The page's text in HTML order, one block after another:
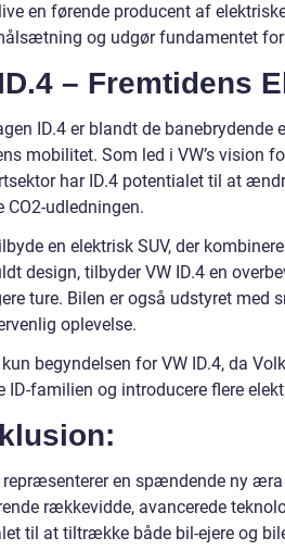
en førende producent af
og udgør fundamentet for
– Fremtidens
ID.4 er blandt de banebrydende
mobilitet. Som led i VW’s vision
har ID.4 potentialet til at
CO2-udledningen.
en elektrisk SUV, der
design, tilbyder VW ID.4 en
ture. Bilen er også udstyret med
oplevelse.
begyndelsen for VW ID.4, da
ID-familien og introducere flere
repræsenterer en spændende ny
rækkevidde, avancerede
til at tiltrække både bil-ejere og